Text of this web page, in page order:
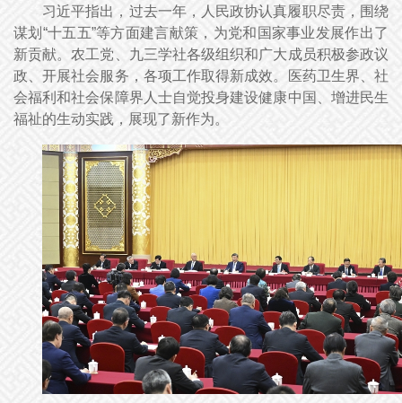
习近平指出，过去一年，人民政协认真履职尽责，围绕
谋划“十五五”等方面建言献策，为党和国家事业发展作出了
新贡献。农工党、九三学社各级组织和广大成员积极参政议
政、开展社会服务，各项工作取得新成效。医药卫生界、社
会福利和社会保障界人士自觉投身建设健康中国、增进民生
福祉的生动实践，展现了新作为。